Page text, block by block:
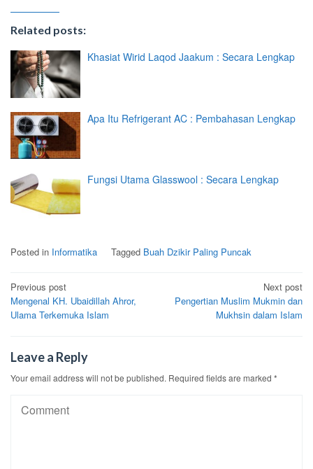
Related posts:
Khasiat Wirid Laqod Jaakum : Secara Lengkap
Apa Itu Refrigerant AC : Pembahasan Lengkap
Fungsi Utama Glasswool : Secara Lengkap
Posted in Informatika Tagged Buah Dzikir Paling Puncak
Post
navigation
Previous post
Mengenal KH. Ubaidillah Ahror,
Ulama Terkemuka Islam
Next post
Pengertian Muslim Mukmin dan
Mukhsin dalam Islam
Leave a Reply
Your email address will not be published. Required fields are marked *